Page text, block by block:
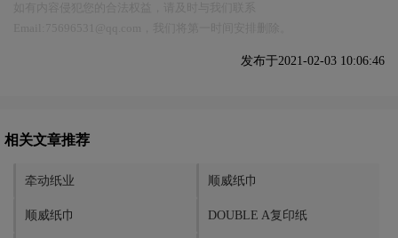
发布于2021-02-03 10:06:46
相关文章推荐
牵动纸业 顺威纸巾
顺威纸巾 DOUBLE A复印纸